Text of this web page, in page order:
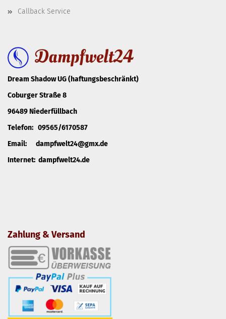
Callback Service
Dream Shadow UG (haftungsbeschränkt)
Coburger Straße 8
96489 Niederfüllbach
Telefon: 09565/6170587
Email: dampfwelt24@gmx.de
Internet: dampfwelt24.de
Zahlung & Versand